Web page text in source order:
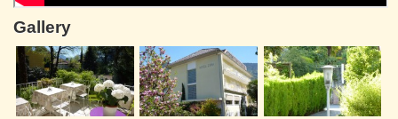
Gallery